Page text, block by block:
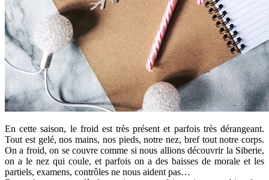
En cette saison, le froid est très présent et parfois très dérangeant.
Tout est gelé, nos mains, nos pieds, notre nez, bref tout notre corps.
On a froid, on se couvre comme si nous allions découvrir la Siberie,
on a le nez qui coule, et parfois on a des baisses de morale et les
partiels, examens, contrôles ne nous aident pas…